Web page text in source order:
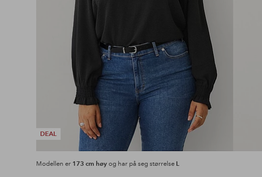
DEAL
Modellen er 173 cm høyog har på seg størrelse L